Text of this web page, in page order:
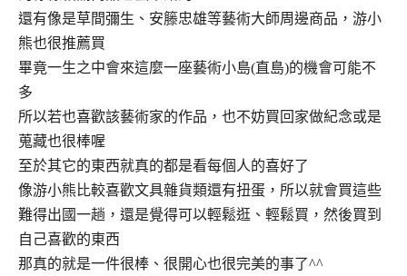
還有像是草間彌生、安籐忠雄等藝術大師周邊商品，游小
熊也很推薦買
畢竟一生之中會來這麼一座藝術小島(直島)的機會可能不
多
所以若也喜歡該藝術家的作品，也不妨買回家做紀念或是
蒐藏也很棒喔
至於其它的東西就真的都是看每個人的喜好了
像游小熊比較喜歡文具雜貨類還有扭蛋，所以就會買這些
難得出國一趟，還是覺得可以輕鬆逛、輕鬆買，然後買到
自己喜歡的東西
那真的就是一件很棒、很開心也很完美的事了^^